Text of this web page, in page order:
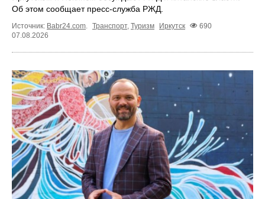
Об этом сообщает пресс‑служба РЖД.
Источник: Babr24.com. Транспорт, Туризм Иркутск
690
07.08.2026